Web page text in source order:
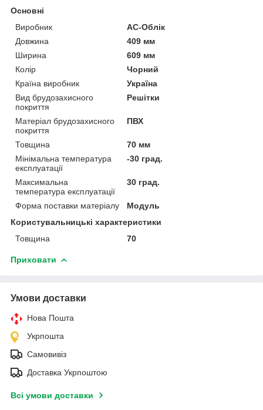
Основні
Виробник
АС-Облік
Довжина
409 мм
Ширина
609 мм
Колір
Чорний
Країна виробник
Україна
Вид брудозахисного
покриття
Решітки
Матеріал брудозахисного
покриття
ПВХ
Товщина
70 мм
Мінімальна температура
експлуатації
-30 град.
Максимальна
температура експлуатації
30 град.
Форма поставки матеріалу
Модуль
Користувальницькі характеристики
Товщина
70
Приховати
Умови доставки
Нова Пошта
Укрпошта
Самовивіз
Доставка Укрпоштою
Всі умови доставки